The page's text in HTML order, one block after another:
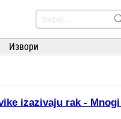
Извори
izazivaju rak -